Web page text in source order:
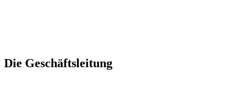
Die Geschäftsleitung